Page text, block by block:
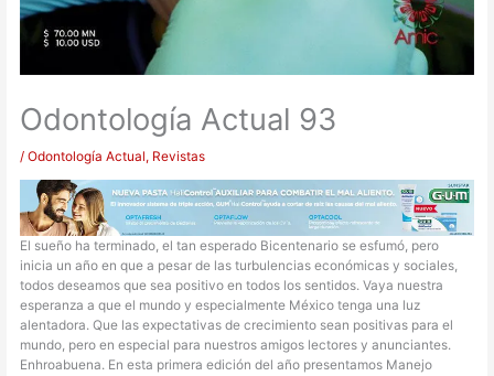
Odontología Actual 93
/Odontología Actual, Revistas
El sueño ha terminado, el tan esperado Bicentenario se esfumó, pero
inicia un año en que a pesar de las turbulencias económicas y sociales,
todos deseamos que sea positivo en todos los sentidos. Vaya nuestra
esperanza a que el mundo y especialmente México tenga una luz
alentadora. Que las expectativas de crecimiento sean positivas para el
mundo, pero en especial para nuestros amigos lectores y anunciantes.
Enhroabuena. En esta primera edición del año presentamos Manejo